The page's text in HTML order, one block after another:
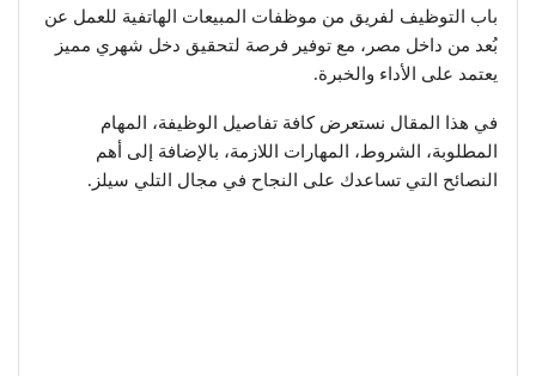
باب التوظيف لفريق من موظفات المبيعات الهاتفية للعمل عن
بُعد من داخل مصر، مع توفير فرصة لتحقيق دخل شهري مميز
يعتمد على الأداء والخبرة.
في هذا المقال نستعرض كافة تفاصيل الوظيفة، المهام
المطلوبة، الشروط، المهارات اللازمة، بالإضافة إلى أهم
النصائح التي تساعدك على النجاح في مجال التلي سيلز.